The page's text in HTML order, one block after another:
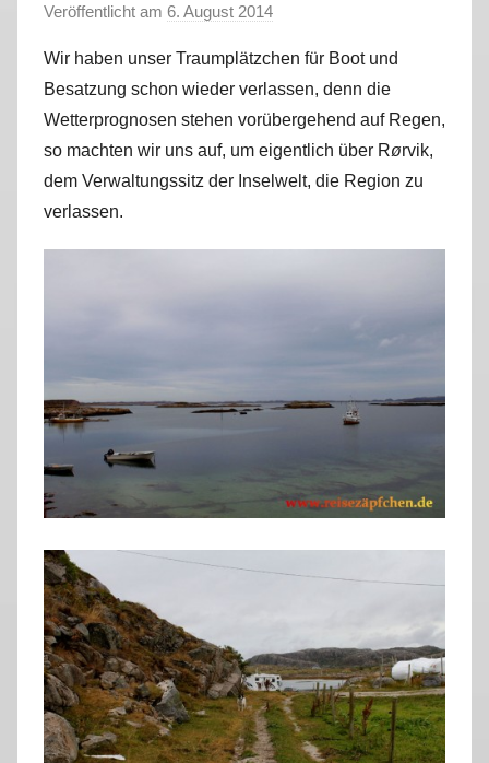
Veröffentlicht am 6. August 2014
n
M
a
r
k
Wir haben unser Traumplätzchen für Boot und
Besatzung schon wieder verlassen, denn die
Wetterprognosen stehen vorübergehend auf Regen,
so machten wir uns auf, um eigentlich über Rørvik,
dem Verwaltungssitz der Inselwelt, die Region zu
verlassen.